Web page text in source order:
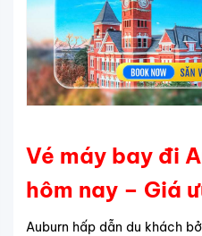
Vé máy bay đi
hôm nay – Giá
Auburn hấp dẫn du khách